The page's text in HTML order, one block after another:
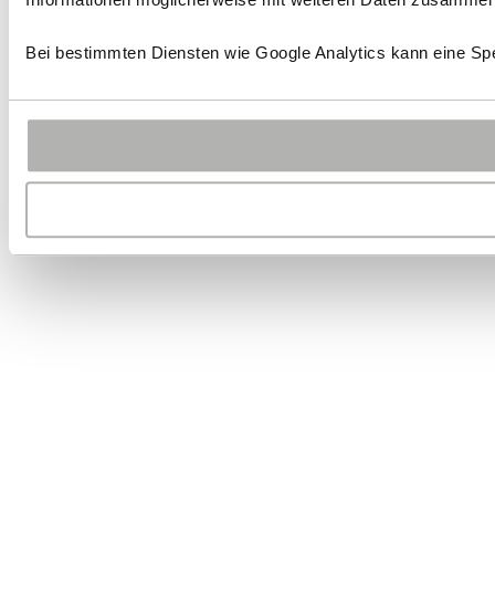
Bei bestimmten Diensten wie Google Analytics kann eine